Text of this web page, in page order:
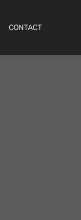
CONTACT